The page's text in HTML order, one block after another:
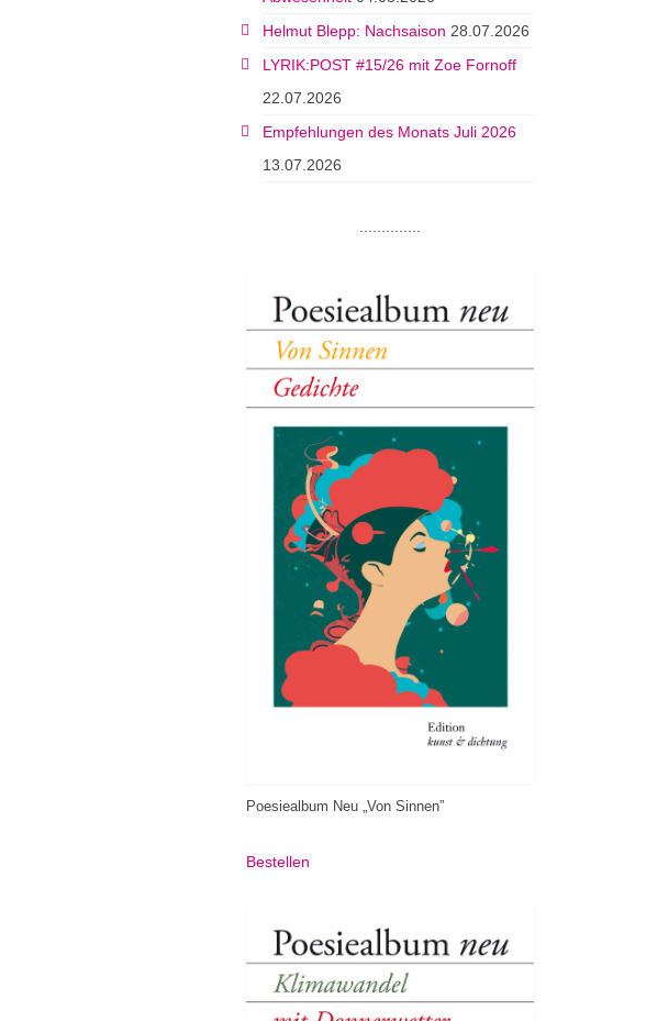
Helmut Blepp: Nachsaison 28.07.2026
LYRIK:POST #15/26 mit Zoe Fornoff
22.07.2026
Empfehlungen des Monats Juli 2026
13.07.2026
Poesiealbum Neu „Von Sinnen”
Bestellen